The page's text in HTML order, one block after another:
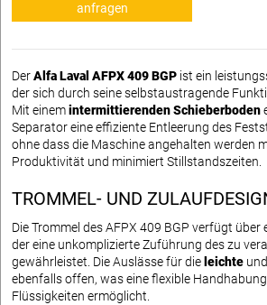
anfragen
DerAlfa Laval AFPX 409 BGP ist ein
der sich durch seine selbstaustragende
Mit einemintermittierenden Schieberboden
Separator eine effiziente Entleerung des
ohne dass die Maschine angehalten werden
Produktivität und minimiert Stillstandszeiten.
TROMMEL- UND
Die Trommel des AFPX 409 BGP verfügt über
der eine unkomplizierte Zuführung des zu
gewährleistet. Die Auslässe für die leichte und
ebenfalls offen, was eine flexible
Flüssigkeiten ermöglicht.